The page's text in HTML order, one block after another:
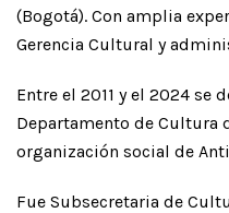
(Bogotá). Con amplia
Gerencia Cultural y
Entre el 2011 y el 2024 se
Departamento de Cultura
organización social de
Fue Subsecretaria de